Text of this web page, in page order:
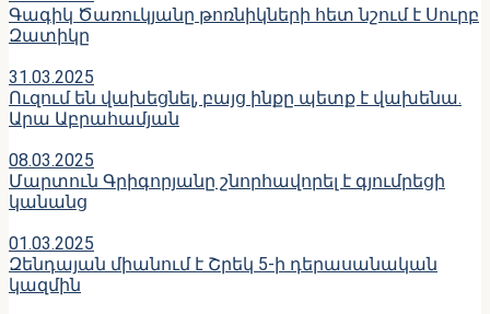
Գագիկ Ծառուկյանը թոռնիկների հետ նշում է Սուրբ
Զատիկը
31.03.2025
Ուզում են վախեցնել, բայց ինքը պետք է վախենա․
Արա Աբրահամյան
08.03.2025
Մարտուն Գրիգորյանը շնորհավորել է գյումրեցի
կանանց
01.03.2025
Զենդայան միանում է Շրեկ 5-ի դերասանական
կազմին